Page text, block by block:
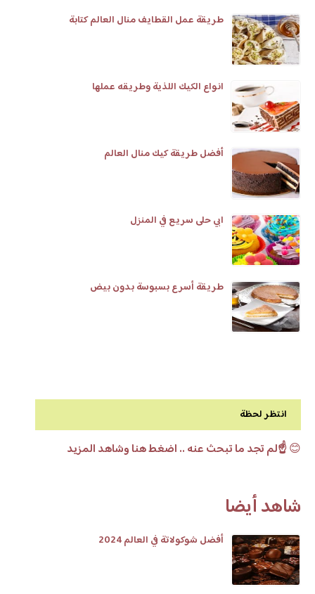
طريقة عمل القطايف منال العالم كتابة
انواع الكيك اللذية وطريقه عملها
أفضل طريقة كيك منال العالم
ابي حلى سريع في المنزل
طريقة أسرع بسبوسة بدون بيض
انتظر لحظة
😊☝️لم تجد ما تبحث عنه .. اضغط هنا وشاهد المزيد
شاهد أيضا
أفضل شوكولاتة في العالم 2024